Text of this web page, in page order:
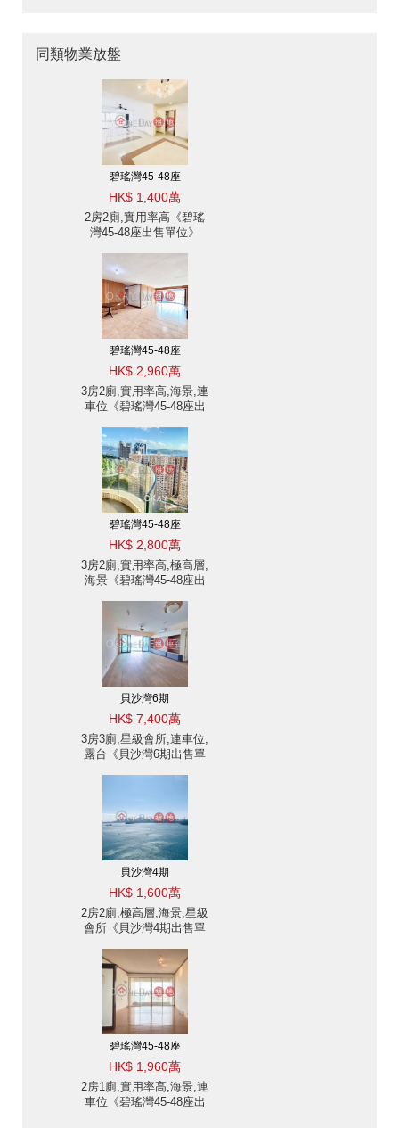
同類物業放盤
碧瑤灣45-48座
HK$ 1,400萬
2房2廁,實用率高《碧瑤
灣45-48座出售單位》
碧瑤灣45-48座
HK$ 2,960萬
3房2廁,實用率高,海景,連
車位《碧瑤灣45-48座出
碧瑤灣45-48座
HK$ 2,800萬
3房2廁,實用率高,極高層,
海景《碧瑤灣45-48座出
貝沙灣6期
HK$ 7,400萬
3房3廁,星級會所,連車位,
露台《貝沙灣6期出售單
貝沙灣4期
HK$ 1,600萬
2房2廁,極高層,海景,星級
會所《貝沙灣4期出售單
碧瑤灣45-48座
HK$ 1,960萬
2房1廁,實用率高,海景,連
車位《碧瑤灣45-48座出